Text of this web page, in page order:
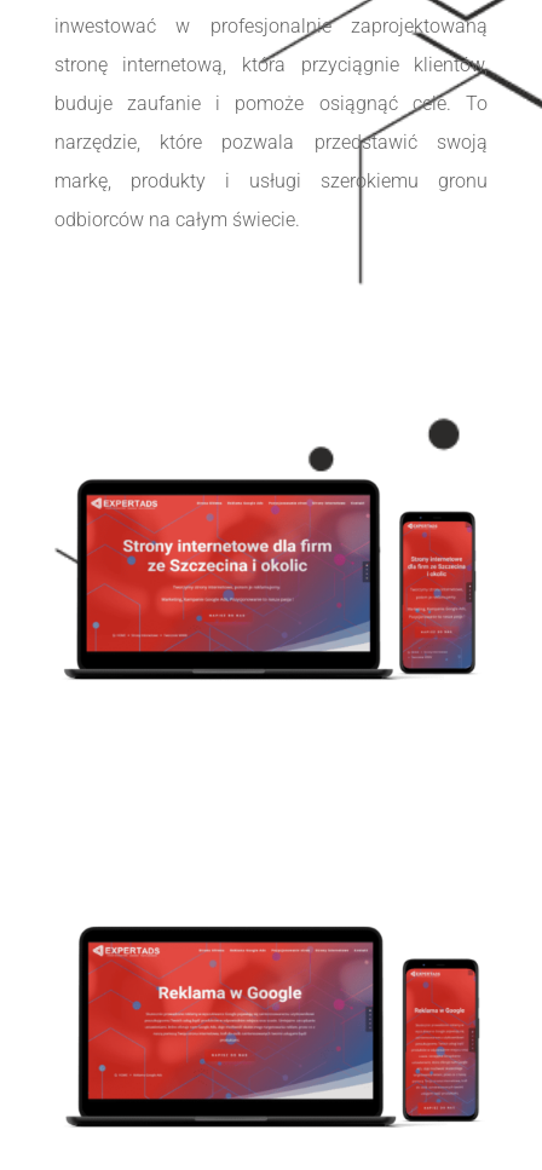
inwestować w profesjonalnie zaprojektowaną
stronę internetową, która przyciągnie klientów,
buduje zaufanie i pomoże osiągnąć cele. To
narzędzie, które pozwala przedstawić swoją
markę, produkty i usługi szerokiemu gronu
odbiorców na całym świecie.